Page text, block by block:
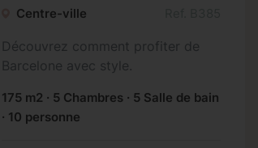
Centre-ville
Découvrez comment profiter de
Barcelone avec style.
175 m2 · 5 Chambres · 5 Salle de bain
· 10 personne